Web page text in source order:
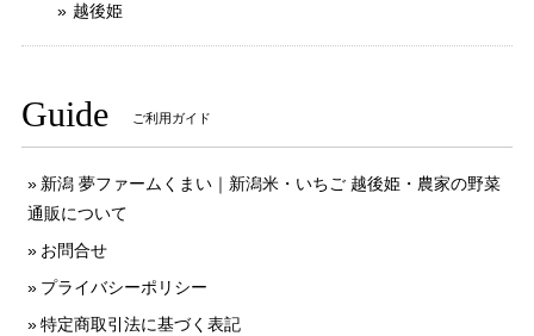
越後姫
Guide ご利用ガイド
新潟 夢ファームくまい｜新潟米・いちご 越後姫・農家の野菜
通販について
お問合せ
プライバシーポリシー
特定商取引法に基づく表記